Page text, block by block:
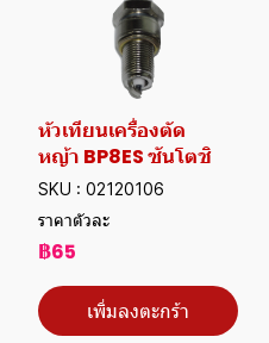
หัวเทียนเครื่องตัด
หญ้า BP8ES ซันโตชิ
SKU : 02120106
ราคาตัวละ
฿65
เพิ่มลงตะกร้า